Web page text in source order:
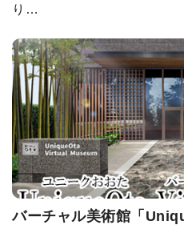
り…
バーチャル美術館「